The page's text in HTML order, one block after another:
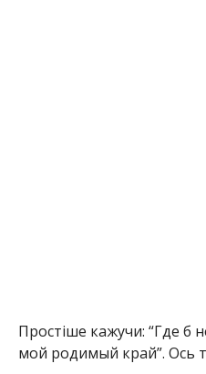
Простіше кажучи: “Где б
мой родимый край”. Ось